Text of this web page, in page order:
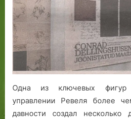
Одна из ключевых фигур
управлении Ревеля более
давности создал несколько